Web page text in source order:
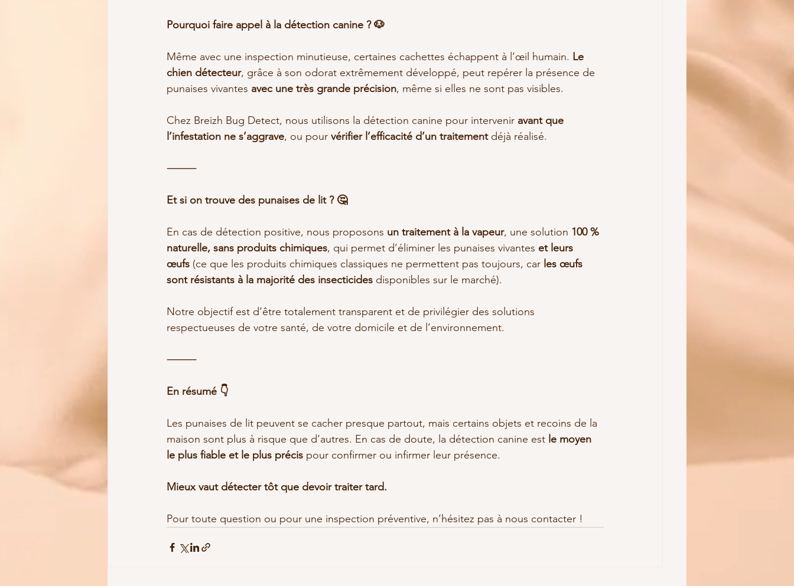
Pourquoi faire appel à la détection canine ? 🐶
Même avec une inspection minutieuse, certaines cachettes échappent à l’œil humain. Le
chien détecteur, grâce à son odorat extrêmement développé, peut repérer la présence de
punaises vivantes avec une très grande précision, même si elles ne sont pas visibles.
Chez Breizh Bug Detect, nous utilisons la détection canine pour intervenir avant que
l’infestation ne s’aggrave, ou pour vérifier l’efficacité d’un traitement déjà réalisé.
⸻
Et si on trouve des punaises de lit ? 🤔
En cas de détection positive, nous proposons un traitement à la vapeur, une solution 100 %
naturelle, sans produits chimiques, qui permet d’éliminer les punaises vivantes et leurs
œufs (ce que les produits chimiques classiques ne permettent pas toujours, car les œufs
sont résistants à la majorité des insecticides disponibles sur le marché).
Notre objectif est d’être totalement transparent et de privilégier des solutions
respectueuses de votre santé, de votre domicile et de l’environnement.
⸻
En résumé 👇
Les punaises de lit peuvent se cacher presque partout, mais certains objets et recoins de la
maison sont plus à risque que d’autres. En cas de doute, la détection canine est le moyen
le plus fiable et le plus précis pour confirmer ou infirmer leur présence.
Mieux vaut détecter tôt que devoir traiter tard.
Pour toute question ou pour une inspection préventive, n’hésitez pas à nous contacter !